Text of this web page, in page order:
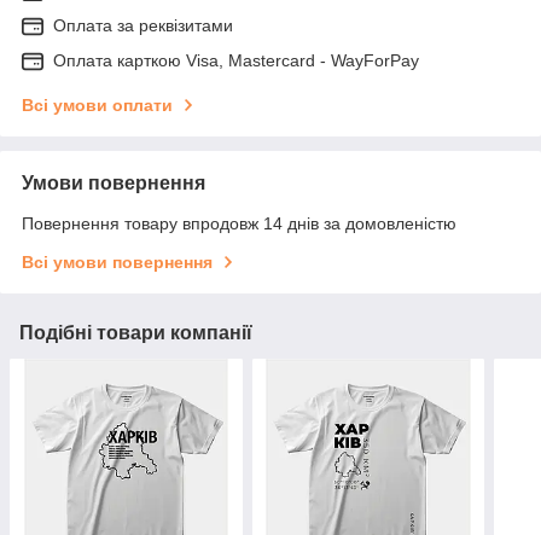
Оплата за реквізитами
Оплата карткою Visa, Mastercard - WayForPay
Всі умови оплати
Умови повернення
Повернення товару впродовж 14 днів за домовленістю
Всі умови повернення
Подібні товари компанії